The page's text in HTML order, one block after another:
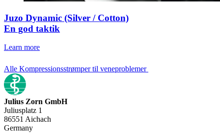
Juzo Dynamic (Silver / Cotton)
En god taktik
Learn more
Alle Kompressionsstrømper til veneproblemer
Julius Zorn GmbH
Juliusplatz 1
86551 Aichach
Germany